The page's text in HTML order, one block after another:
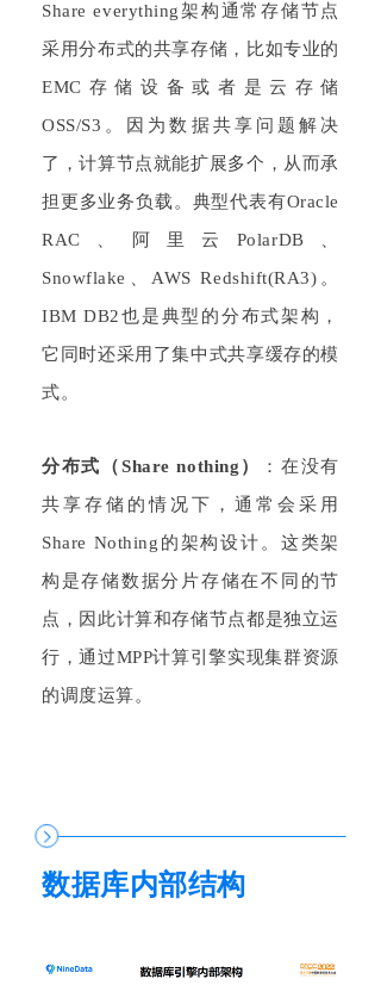
Share everything架构通常存储节点
采用分布式的共享存储，比如专业的
EMC 存储设备或者是云存储
OSS/S3 。因为数据共享问题解决
了，计算节点就能扩展多个，从而承
担更多业务负载。典型代表有Oracle
RAC 、阿里云 PolarDB、
Snowflake、AWS Redshift(RA3) 。
IBM DB2也是典型的分布式架构，
它同时还采用了集中式共享缓存的模
式。
分布式（Share nothing ） ： 在没有
共享存储的情况下，通常会采用
Share Nothing的架构设计。这类架
构是存储数据分片存储在不同的节
点，因此计算和存储节点都是独立运
行，通过MPP计算引擎实现集群资源
的调度运算。
数据库内部结构